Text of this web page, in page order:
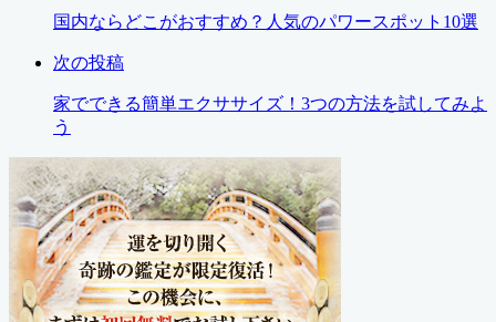
国内ならどこがおすすめ？人気のパワースポット10選
次の投稿
家でできる簡単エクササイズ！3つの方法を試してみよ
う